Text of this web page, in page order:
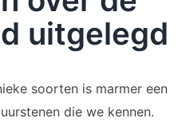
uitgelegd
soorten is marmer een
die we kennen.